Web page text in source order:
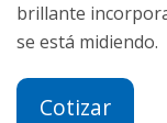
brillante
se está midiendo.
Cotizar